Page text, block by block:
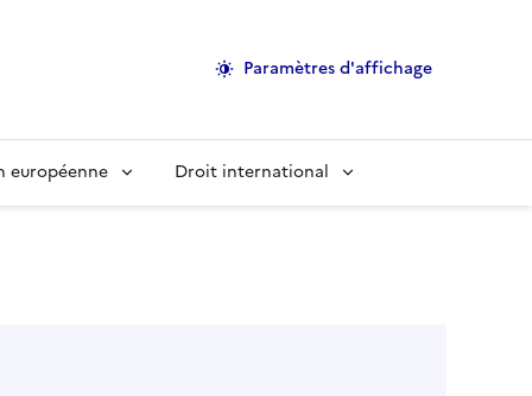
Paramètres d'affichage
européenne Droit international